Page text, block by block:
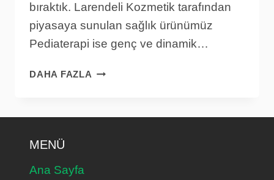
bıraktık. Larendeli Kozmetik tarafından
piyasaya sunulan sağlık ürünümüz
Pediaterapi ise genç ve dinamik…
DAHA FAZLA PEDIATERAPI
MENÜ
Ana Sayfa